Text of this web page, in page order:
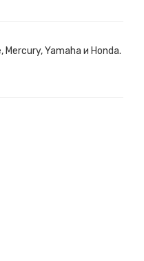
Yamaha и Honda.